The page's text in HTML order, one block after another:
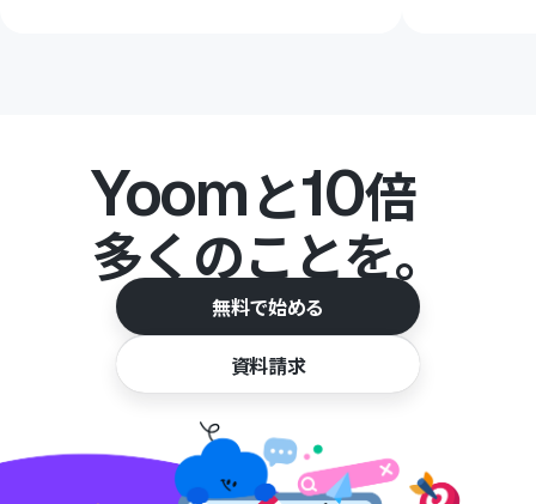
Yoomと10倍
多くのことを。
無料で始める
資料請求